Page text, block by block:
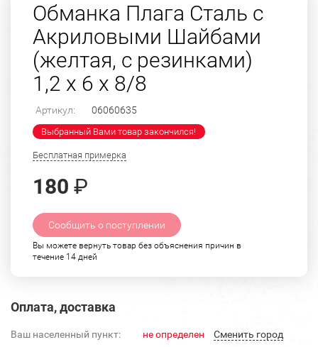
Обманка Плага Сталь с
Акриловыми Шайбами
(желтая, с резинками)
1,2 х 6 х 8/8
Артикул: 06060635
Выбранный Вами товар закончился!
Бесплатная примерка
180 ₽
Сообщить о поступлении
Вы можете вернуть товар без объяснения причин в
течение 14 дней
Оплата, доставка
Ваш населенный пункт: не определен Cменить город